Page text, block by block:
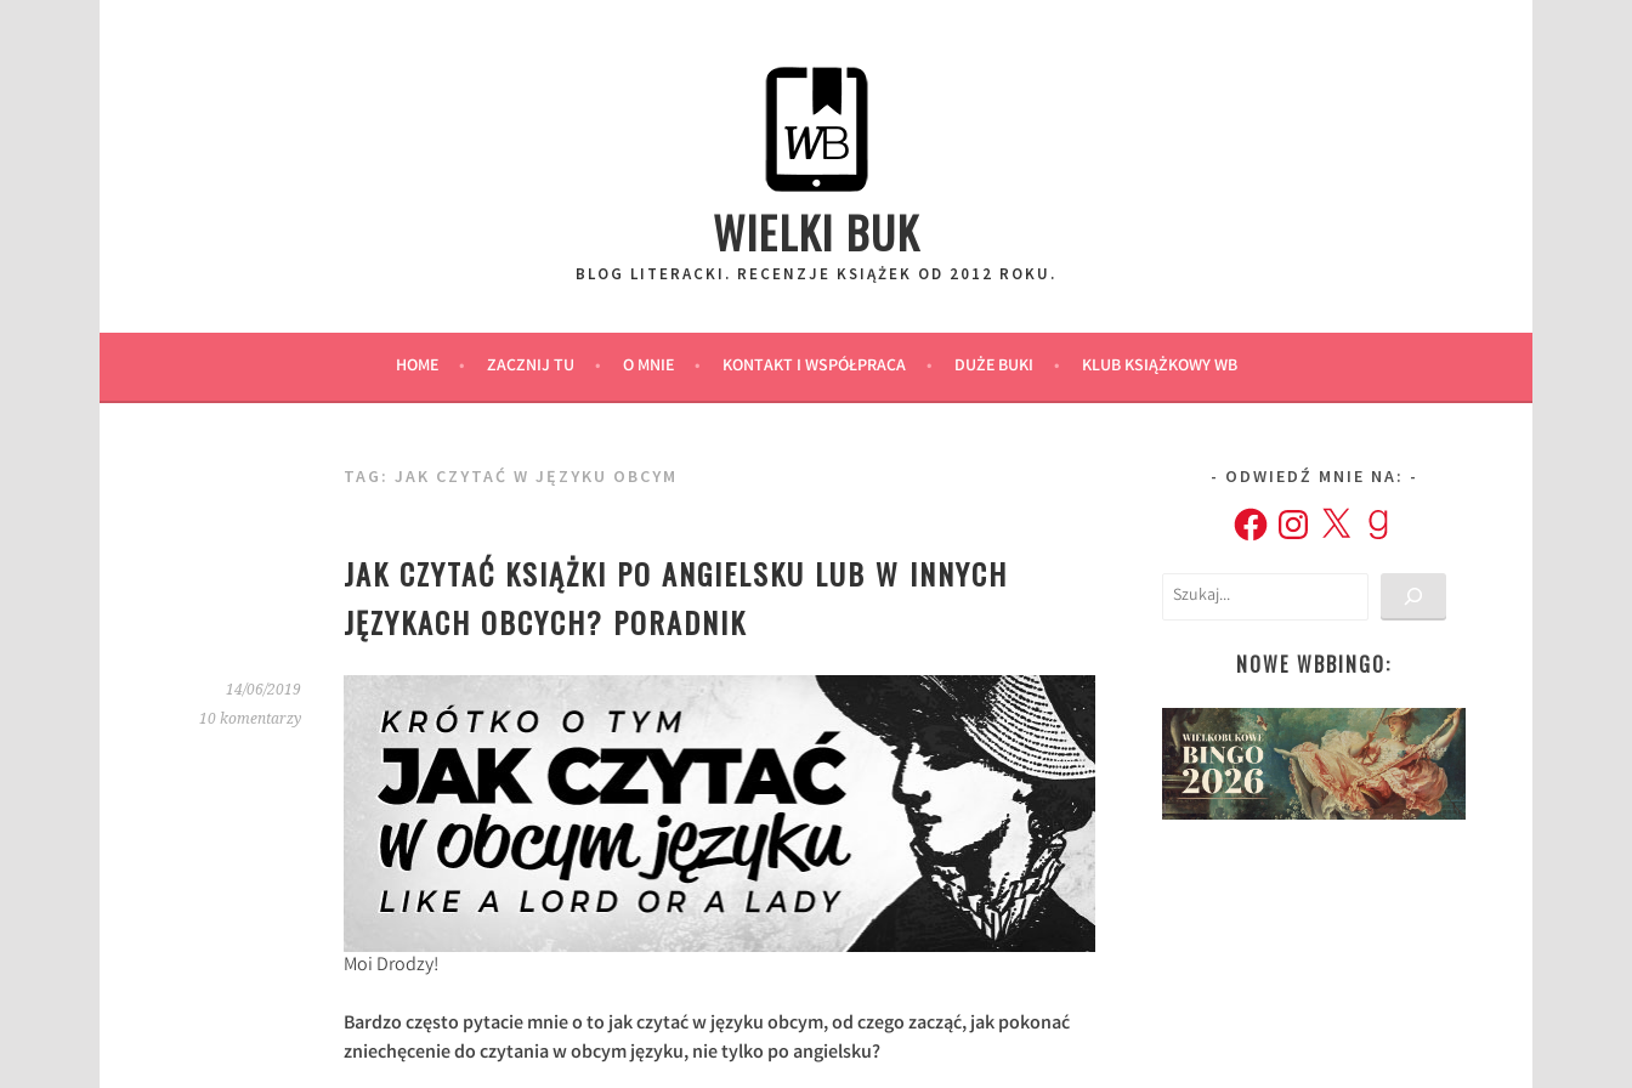
WIELKI BUK
BLOG LITERACKI. RECENZJE KSIĄŻEK OD 2012 ROKU.
HOME ZACZNIJ TU O MNIE KONTAKT I WSPÓŁPRACA DUŻE BUKI KLUB KSIĄŻKOWY WB
TAG: JAK CZYTAĆ W JĘZYKU OBCYM
JAK CZYTAĆ KSIĄŻKI PO ANGIELSKU LUB W INNYCH
JĘZYKACH OBCYCH? PORADNIK
14/06/2019
10 komentarzy
Moi Drodzy!
Bardzo często pytacie mnie o to jak czytać w języku obcym, od czego zacząć, jak pokonać
zniechęcenie do czytania w obcym języku, nie tylko po angielsku?
ODWIEDŹ MNIE NA:
FacebookInstagram
X Goodreads
Szukaj
NOWE WBBINGO: